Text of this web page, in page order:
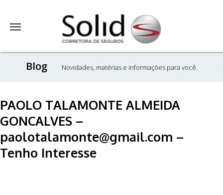
Blog Novidades, matérias e informações para você.
PAOLO TALAMONTE ALMEIDA
GONCALVES –
paolotalamonte@gmail.com –
Tenho Interesse